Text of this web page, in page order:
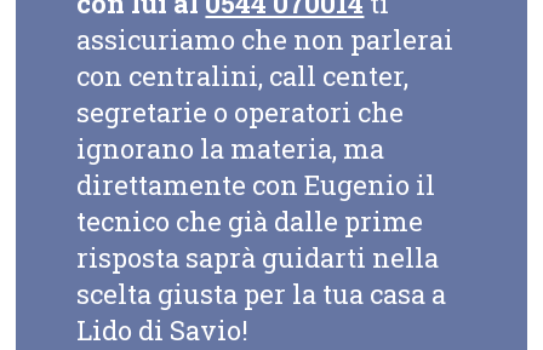
assicuriamo che non parlerai
con centralini, call center,
segretarie o operatori che
ignorano la materia, ma
direttamente con Eugenio il
tecnico che già dalle prime
risposta saprà guidarti nella
scelta giusta per la tua casa a
Lido di Savio!